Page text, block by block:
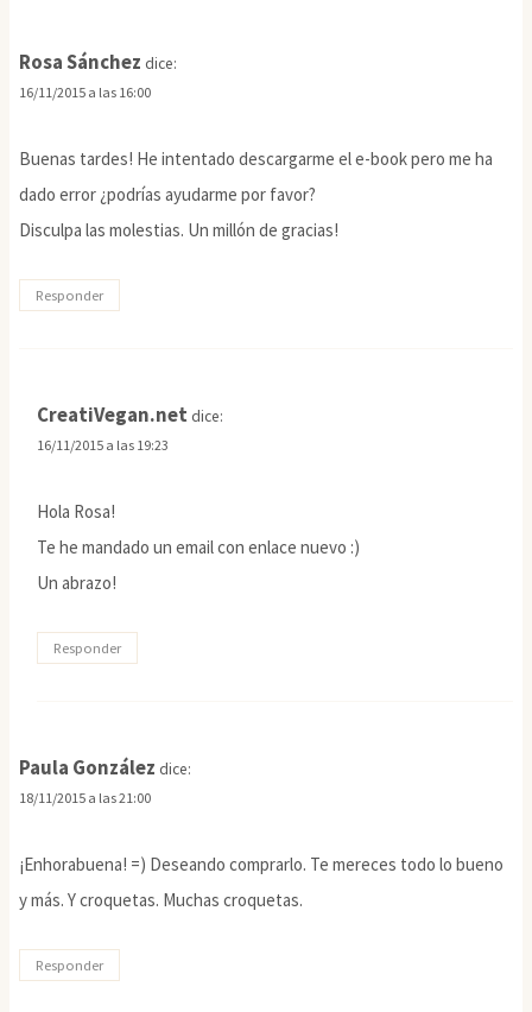
Rosa Sánchez dice:
16/11/2015 a las 16:00
Buenas tardes! He intentado descargarme el e-book pero me ha
dado error ¿podrías ayudarme por favor?
Disculpa las molestias. Un millón de gracias!
Responder
CreatiVegan.net dice:
16/11/2015 a las 19:23
Hola Rosa!
Te he mandado un email con enlace nuevo :)
Un abrazo!
Responder
Paula González dice:
18/11/2015 a las 21:00
¡Enhorabuena! =) Deseando comprarlo. Te mereces todo lo bueno
y más. Y croquetas. Muchas croquetas.
Responder